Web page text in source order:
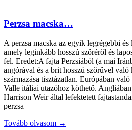
Perzsa macska…
A perzsa macska az egyik legrégebbi
amely leginkább hosszú szőréről és
fel. Eredet:A fajta Perzsiából (a mai
angórával és a brit hosszú szőrűvel való
származása tisztázatlan. Európában
Valle itáliai utazóhoz köthető.
Harrison Weir által lefektetett
perzsa
Tovább olvasom →